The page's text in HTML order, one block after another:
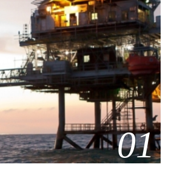
01